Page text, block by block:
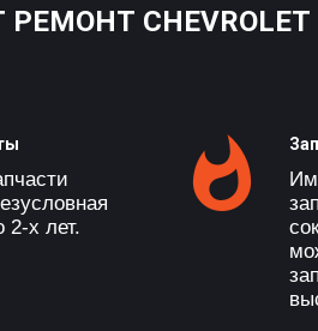
2-х лет.